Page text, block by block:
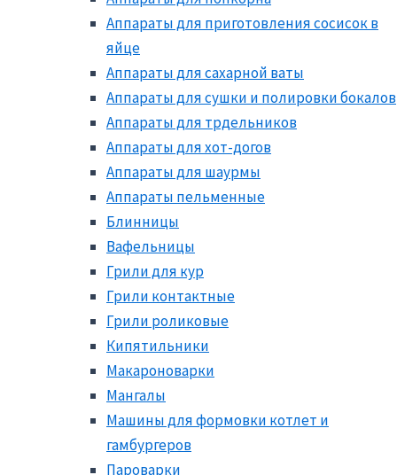
Аппараты для приготовления сосисок в
яйце
Аппараты для сахарной ваты
Аппараты для сушки и полировки бокалов
Аппараты для трдельников
Аппараты для хот-догов
Аппараты для шаурмы
Аппараты пельменные
Блинницы
Вафельницы
Грили для кур
Грили контактные
Грили роликовые
Кипятильники
Макароноварки
Мангалы
Машины для формовки котлет и
гамбургеров
Пароварки